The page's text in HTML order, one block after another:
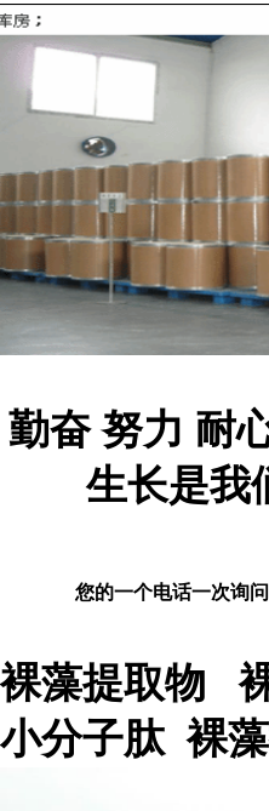
勤奋 努力 耐
生长是我
您的一个电话一次询
裸藻提取物
小分子肽 裸